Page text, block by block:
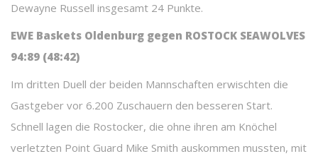
Dewayne Russell insgesamt 24 Punkte.
EWE Baskets Oldenburg gegen ROSTOCK SEAWOLVES
94:89 (48:42)
Im dritten Duell der beiden Mannschaften erwischten die
Gastgeber vor 6.200 Zuschauern den besseren Start.
Schnell lagen die Rostocker, die ohne ihren am Knöchel
verletzten Point Guard Mike Smith auskommen mussten, mit